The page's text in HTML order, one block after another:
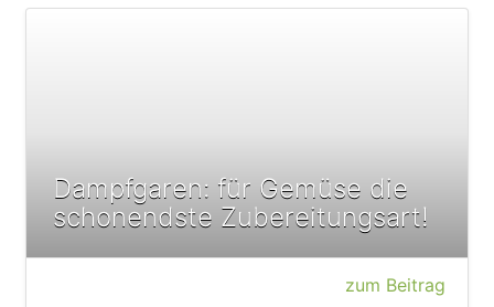
Dampfgaren: für Gemüse die
schonendste Zubereitungsart!
zum Beitrag